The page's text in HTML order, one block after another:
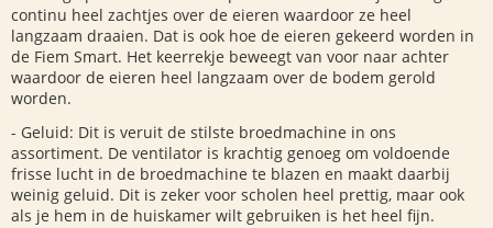
continu heel zachtjes over de eieren waardoor ze heel
langzaam draaien. Dat is ook hoe de eieren gekeerd worden in
de Fiem Smart. Het keerrekje beweegt van voor naar achter
waardoor de eieren heel langzaam over de bodem gerold
worden.
- Geluid: Dit is veruit de stilste broedmachine in ons
assortiment. De ventilator is krachtig genoeg om voldoende
frisse lucht in de broedmachine te blazen en maakt daarbij
weinig geluid. Dit is zeker voor scholen heel prettig, maar ook
als je hem in de huiskamer wilt gebruiken is het heel fijn.